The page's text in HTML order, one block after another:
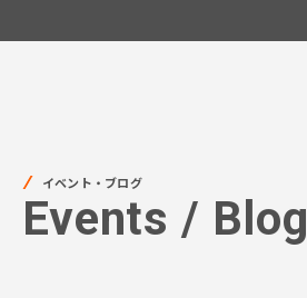
イベント・ブログ
Events / Blog